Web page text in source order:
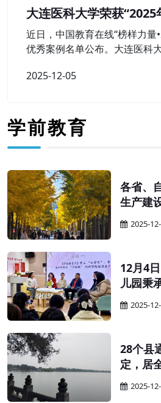
大连医科大学荣获“2025
好本科高校”奖
近日，中国教育在线“榜样力量
优秀案例名单公布。大连医科
果，获评“2025年度智慧招录
2025-12-05
学前教育
各省、
生产建
育厅（
厅（局
好促进
优质发
保育教
政策体
有关事
2025-
12月4
儿园秉
和谐、
“科学幼
“家”为
梁，让
经验在
儿关键
2025-
28个县
定，居
续多年
州学前
2025-